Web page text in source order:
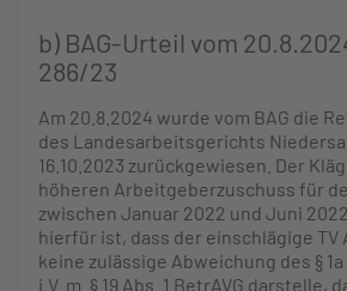
b) BAG-Urteil vom
286/23
Am 20.8.2024 wurde vom BAG die
des Landesarbeitsgerichts
16.10.2023 zurückgewiesen. Der
höheren Arbeitgeberzuschuss für
zwischen Januar 2022 und Juni
hierfür ist, dass der einschlägige TV
keine zulässige Abweichung des § 1a
i.V. m. § 19 Abs. 1 BetrAVG darstelle,